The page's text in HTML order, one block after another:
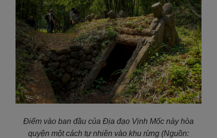
Điểm vào ban đầu của Địa đạo Vịnh Mốc này hòa
quyện một cách tự nhiên vào khu rừng (Nguồn: